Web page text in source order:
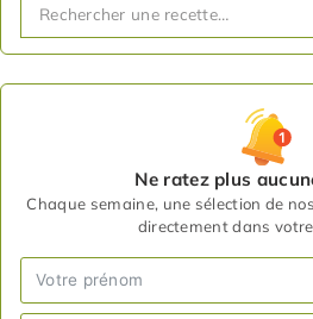
Ne ratez plus
Chaque semaine, une sélection de
directement dans